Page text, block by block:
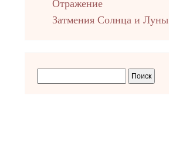
Отражение
Затмения Солнца и Луны